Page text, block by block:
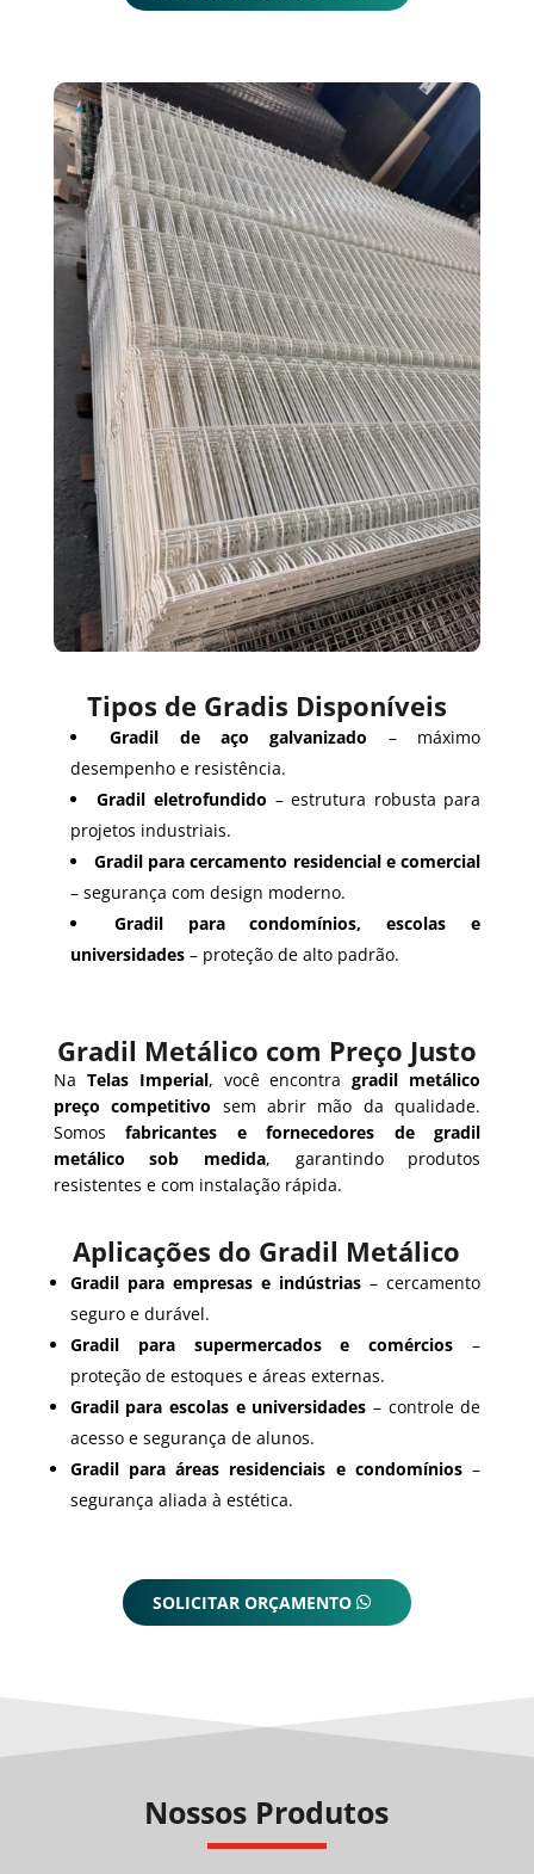
Tipos de Gradis Disponíveis
Gradil de aço galvanizado – máximo
desempenho e resistência.
Gradil eletrofundido – estrutura robusta para
projetos industriais.
Gradil para cercamento residencial e comercial
– segurança com design moderno.
Gradil para condomínios, escolas e
universidades– proteção de alto padrão.
Gradil Metálico com Preço Justo
Na Telas Imperial, você encontragradil metálico
preço competitivo sem abrir mão da qualidade.
Somosfabricantes e fornecedores de gradil
metálico sob medida, garantindo produtos
resistentes e com instalação rápida.
Aplicações do Gradil Metálico
Gradil para empresas e indústrias – cercamento
seguro e durável.
Gradil para supermercados e comércios –
proteção de estoques e áreas externas.
Gradil para escolas e universidades – controle de
acesso e segurança de alunos.
Gradil para áreas residenciais e condomínios–
segurança aliada à estética.
SOLICITAR ORÇAMENTO
Nossos Produtos